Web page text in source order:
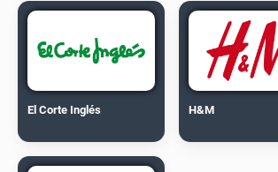
El Corte Inglés H&M